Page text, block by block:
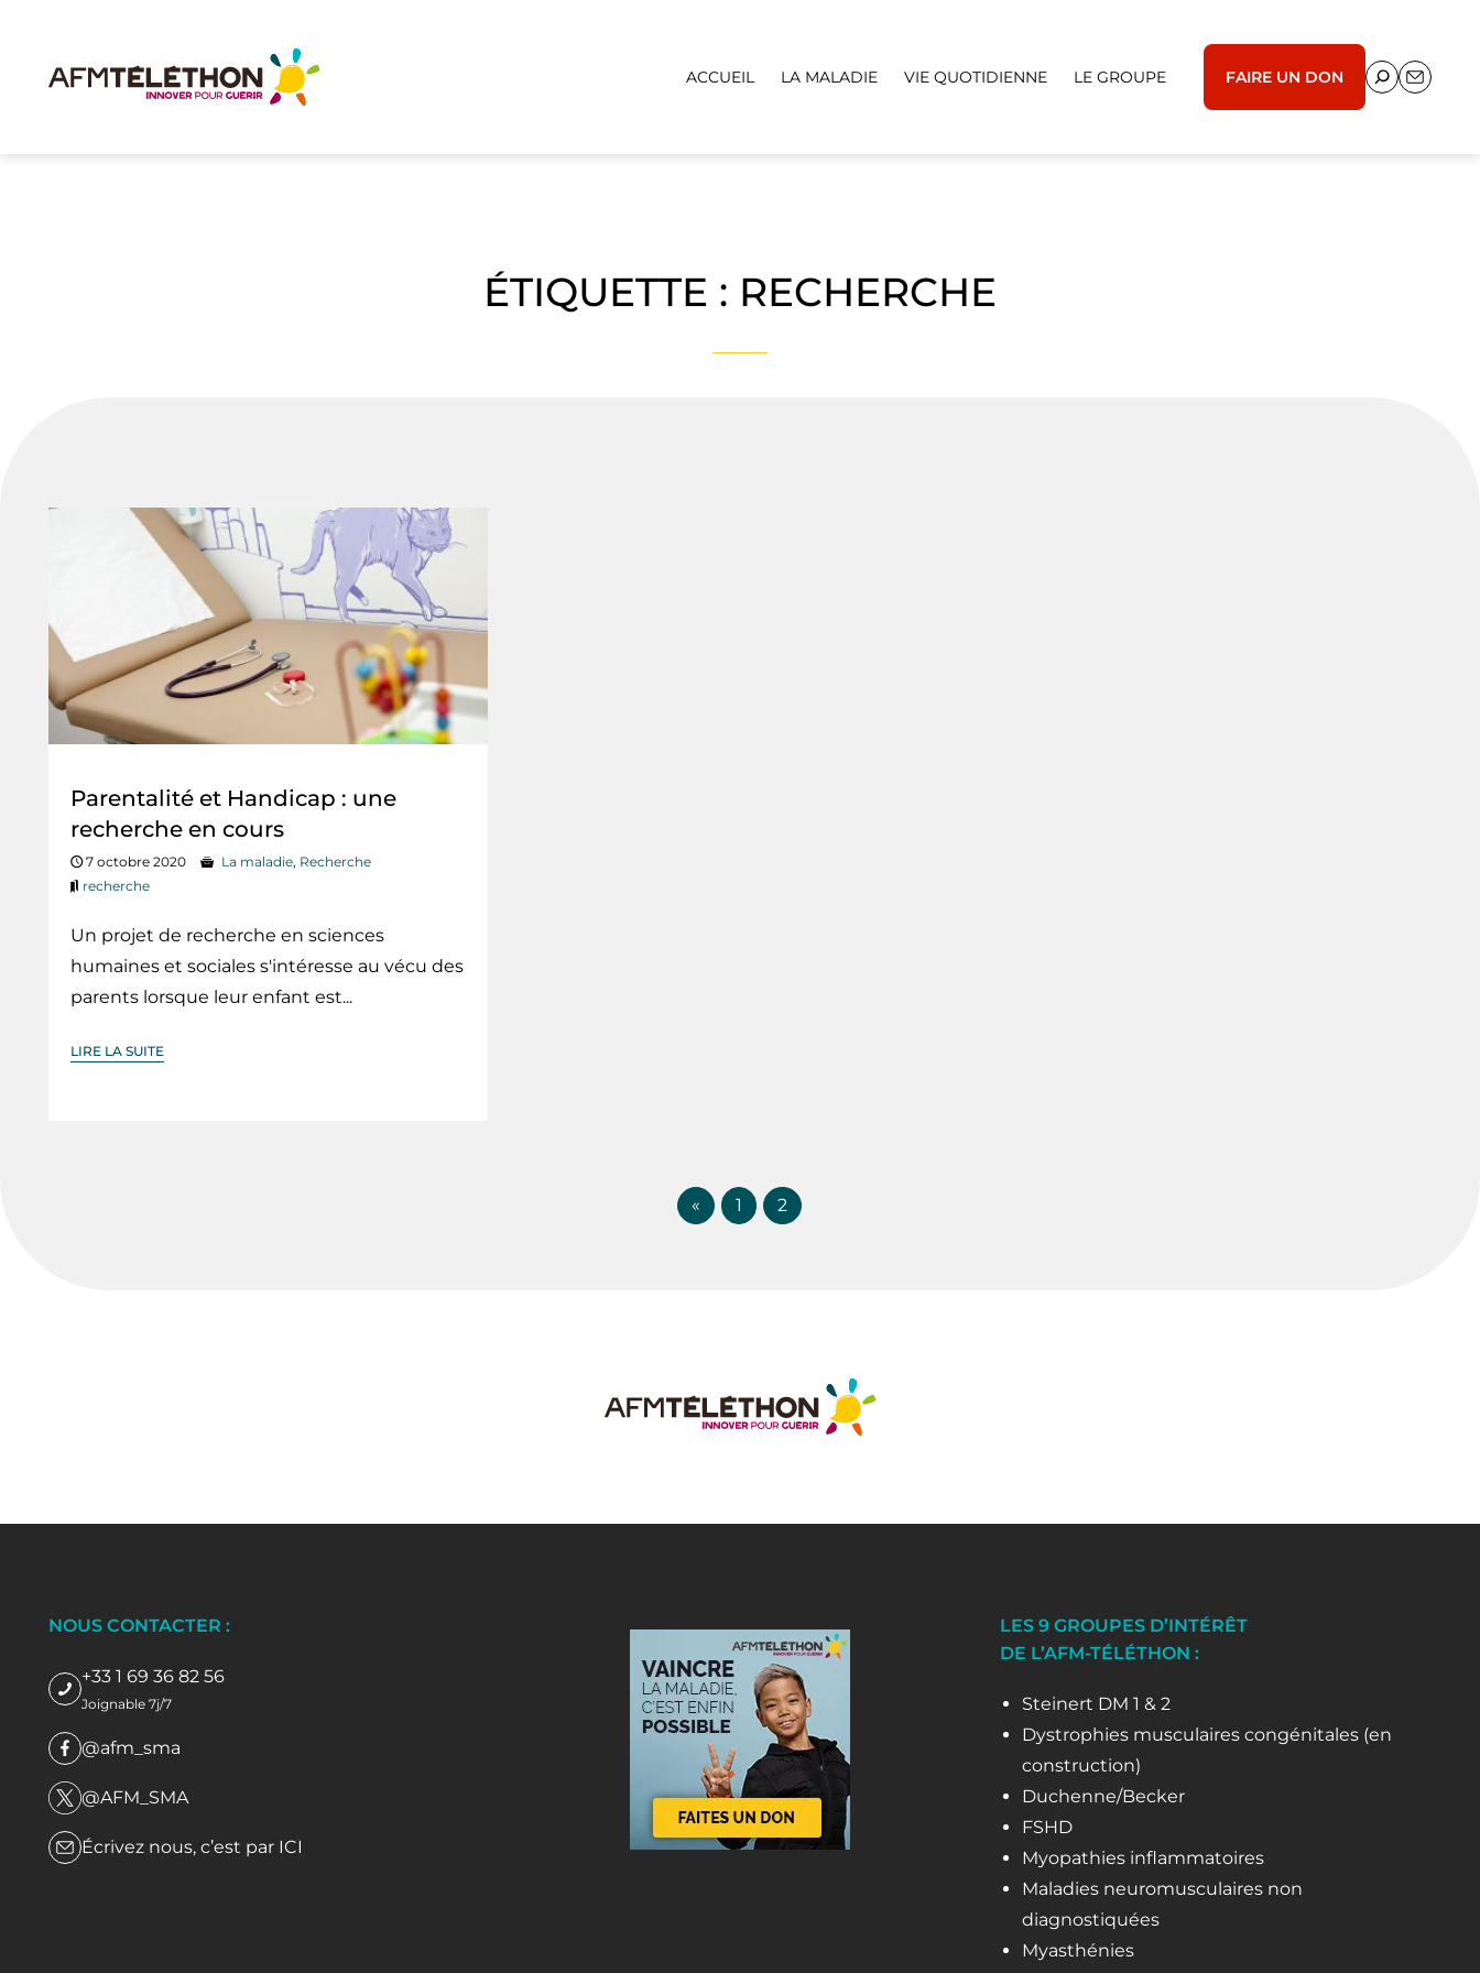
ACCUEIL LA MALADIE VIE QUOTIDIENNE LE GROUPE FAIRE UN DON
ÉTIQUETTE : RECHERCHE
Parentalité et Handicap : une
recherche en cours
7 octobre 2020 La maladie, Recherche
recherche
Un projet de recherche en sciences
humaines et sociales s'intéresse au vécu des
parents lorsque leur enfant est...
LIRE LA SUITE
« 1 2
NOUS CONTACTER :
+33 1 69 36 82 56
Joignable 7j/7
@afm_sma
@AFM_SMA
Écrivez nous, c’est par ICI
LES 9 GROUPES D’INTÉRÊT
DE L’AFM-TÉLÉTHON :
Steinert DM 1 & 2
Dystrophies musculaires congénitales (en
construction)
Duchenne/Becker
FSHD
Myopathies inflammatoires
Maladies neuromusculaires non
diagnostiquées
Myasthénies